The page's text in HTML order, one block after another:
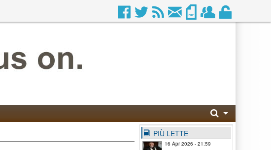
PIÙ LETTE
16 Apr 2026 - 21:59